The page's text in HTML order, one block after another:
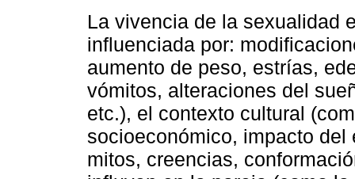
La vivencia de la sexualidad
influenciada por:
aumento de peso, estrías,
vómitos, alteraciones del
etc.), el contexto cultural
socioeconómico, impacto
mitos, creencias,